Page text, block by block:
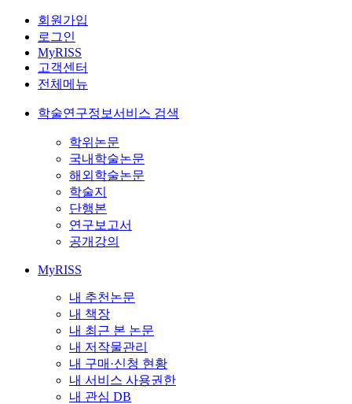
회원가입
로그인
MyRISS
고객센터
전체메뉴
학술연구정보서비스 검색
학위논문
국내학술논문
해외학술논문
학술지
단행본
연구보고서
공개강의
MyRISS
내 추천논문
내 책장
내 최근 본 논문
내 저작물관리
내 구매·신청 현황
내 서비스 사용권한
내 관심 DB